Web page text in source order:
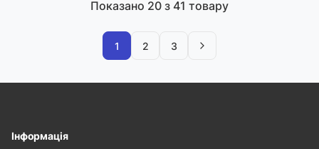
Показано 20 з 41 товару
1 2 3
Інформація